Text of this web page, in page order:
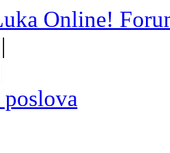
Online!
|